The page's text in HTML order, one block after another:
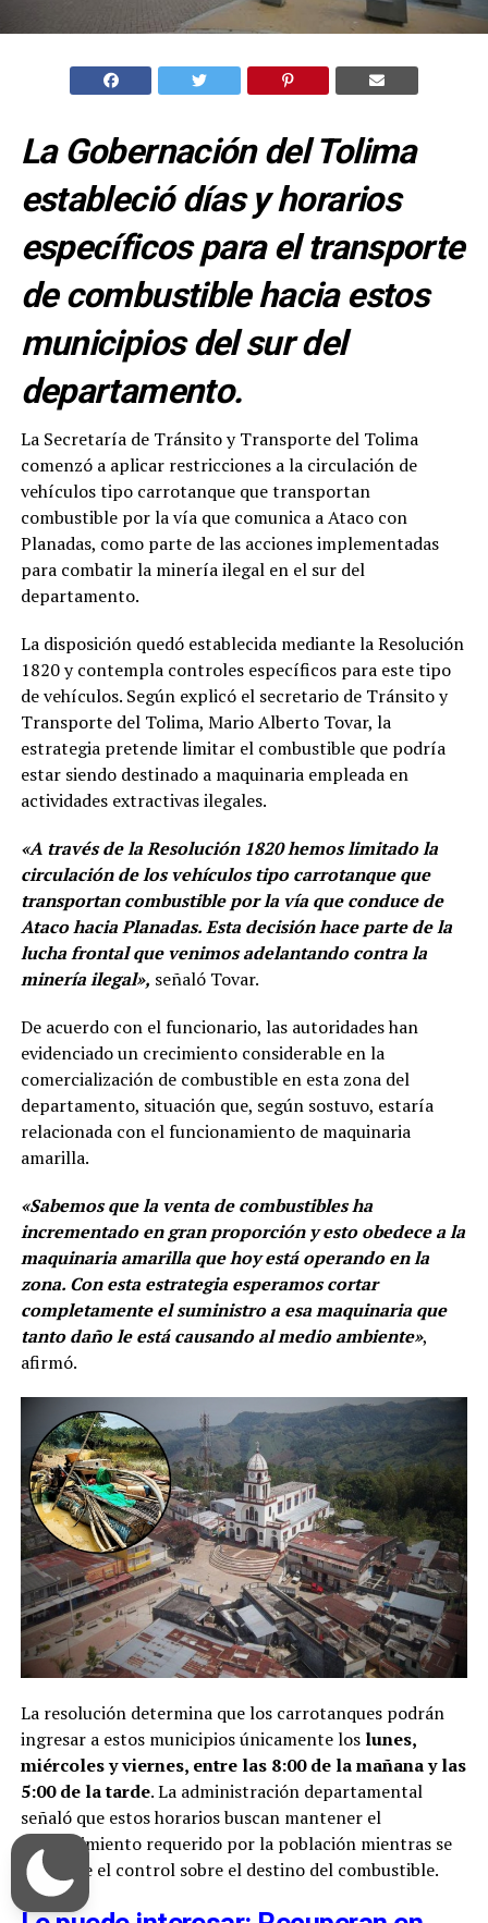
La Gobernación del Tolima
estableció días y horarios
específicos para el transporte
de combustible hacia estos
municipios del sur del
departamento.
La Secretaría de Tránsito y Transporte del Tolima
comenzó a aplicar restricciones a la circulación de
vehículos tipo carrotanque que transportan
combustible por la vía que comunica a Ataco con
Planadas, como parte de las acciones implementadas
para combatir la minería ilegal en el sur del
departamento.
La disposición quedó establecida mediante la Resolución
1820 y contempla controles específicos para este tipo
de vehículos. Según explicó el secretario de Tránsito y
Transporte del Tolima, Mario Alberto Tovar, la
estrategia pretende limitar el combustible que podría
estar siendo destinado a maquinaria empleada en
actividades extractivas ilegales.
«A través de la Resolución 1820 hemos limitado la
circulación de los vehículos tipo carrotanque que
transportan combustible por la vía que conduce de
Ataco hacia Planadas. Esta decisión hace parte de la
lucha frontal que venimos adelantando contra la
minería ilegal», señaló Tovar.
De acuerdo con el funcionario, las autoridades han
evidenciado un crecimiento considerable en la
comercialización de combustible en esta zona del
departamento, situación que, según sostuvo, estaría
relacionada con el funcionamiento de maquinaria
amarilla.
«Sabemos que la venta de combustibles ha
incrementado en gran proporción y esto obedece a la
maquinaria amarilla que hoy está operando en la
zona. Con esta estrategia esperamos cortar
completamente el suministro a esa maquinaria que
tanto daño le está causando al medio ambiente»,
afirmó.
La resolución determina que los carrotanques podrán
ingresar a estos municipios únicamente los lunes,
miércoles y viernes, entre las 8:00 de la mañana y las
5:00 de la tarde. La administración departamental
señaló que estos horarios buscan mantener el
abastecimiento requerido por la población mientras se
fortalece el control sobre el destino del combustible.